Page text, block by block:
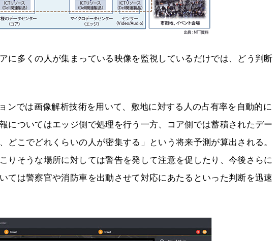
に多くの人が集まっている映像を監視しているだけでは、どう判断
ンでは画像解析技術を用いて、敷地に対する人の占有率を自動的に
についてはエッジ側で処理を行う一方、コア側では蓄積されたデー
どこでどれくらいの人が密集する」という将来予測が算出される。
りそうな場所に対しては警告を発して注意を促したり、今後さらに
ては警察官や消防車を出動させて対応にあたるといった判断を迅速